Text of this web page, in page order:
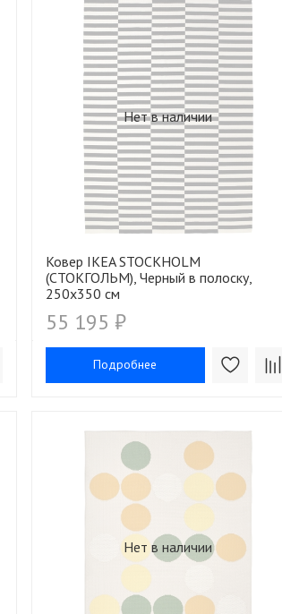
Нет в наличии
Ковер IKEA STOCKHOLM
(СТОКГОЛЬМ), Черный в полоску,
250х350 см
55 195 ₽
Подробнее
Нет в наличии